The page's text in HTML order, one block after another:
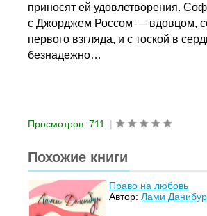
приносят ей удовлетворения.
с Джорджем Россом — вдовцом,
первого взгляда, и с тоской в
безнадежно…
Просмотров: 711 |
Похожие книги
Право на любовь
Автор:Лами Данибур